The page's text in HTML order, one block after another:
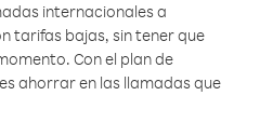
internacionales a
tarifas bajas, sin tener que
Con el plan de
ahorrar en las llamadas que